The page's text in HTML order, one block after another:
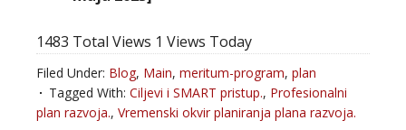
1483 Total Views 1 Views Today
Filed Under: Blog, Main, meritum-program, plan
Tagged With: Ciljevi i SMART pristup., Profesionalni
plan razvoja., Vremenski okvir planiranja plana razvoja.